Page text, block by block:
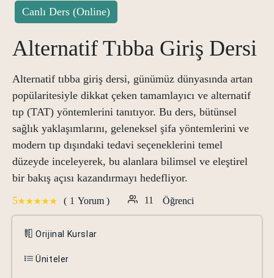
Canlı Ders (Online)
Alternatif Tıbba Giriş Dersi
Alternatif tıbba giriş dersi, günümüz dünyasında artan
popülaritesiyle dikkat çeken tamamlayıcı ve alternatif
tıp (TAT) yöntemlerini tanıtıyor. Bu ders, bütünsel
sağlık yaklaşımlarını, geleneksel şifa yöntemlerini ve
modern tıp dışındaki tedavi seçeneklerini temel
düzeyde inceleyerek, bu alanlara bilimsel ve eleştirel
bir bakış açısı kazandırmayı hedefliyor.
5
( 1 Yorum ) 11 Öğrenci
Orijinal Kurslar
Üniteler